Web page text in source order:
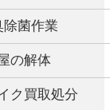
除菌作業
の解体
ク買取処分